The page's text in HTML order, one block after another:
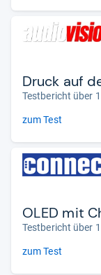
Druck auf
Testbericht über
zum Test
OLED mit
Testbericht über
zum Test